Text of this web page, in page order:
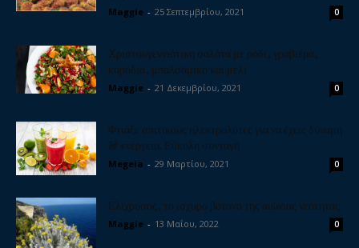
Maggie - 25 Σεπτεμβρίου, 2021 0
Χριστουγεννιάτικη σαλάτα με ρόδι, γραβιέρα,
καρύδια, μπαλσάμικο και μέλι
Maggie - 21 Δεκεμβρίου, 2021 0
Φτιάξε σπιτικούς ηλεκτρολύτες για να έχεις δύναμη
& ενέργεια. Εύκολη συνταγή
Megeia - 29 Μαρτίου, 2021 0
Ελίχρυσος, το ισχυρό βότανο της αιώνιας νεότητας
Maggie - 13 Μαΐου, 2022 0